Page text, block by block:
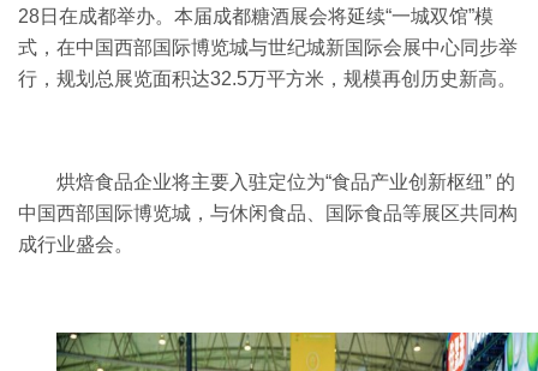
28日在成都举办。本届成都糖酒展会将延续“一城双馆”模
式，在中国西部国际博览城与世纪城新国际会展中心同步举
行，规划总展览面积达32.5万平方米，规模再创历史新高。
烘焙食品企业将主要入驻定位为“食品产业创新枢纽” 的
中国西部国际博览城，与休闲食品、国际食品等展区共同构
成行业盛会。